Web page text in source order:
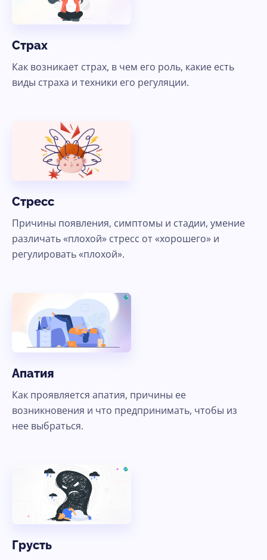
Страх
Как возникает страх, в чем его роль, какие есть
виды страха и техники его регуляции.
Стресс
Причины появления, симптомы и стадии, умение
различать «плохой» стресс от «хорошего» и
регулировать «плохой».
Апатия
Как проявляется апатия, причины ее
возникновения и что предпринимать, чтобы из
нее выбраться.
Грусть